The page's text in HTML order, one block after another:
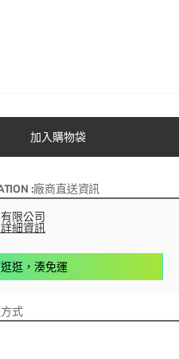
加入購物袋
:廠商直送資訊
限公司
細資訊
逛，湊免運
式